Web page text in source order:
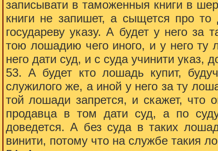
записывати в таможенныя книги в
книги не запишет, а сыщется про
государеву указу. А будет у него
тою лошадию чего иного, и у него ту
него дати суд, и с суда учинити указ,
53. А будет кто лошадь купит,
служилого же, а иной у него за ту
той лошади запрется, и скажет,
продавца в том дати суд, а по
доведется. А без суда в таких
винити, потому что на службе такия